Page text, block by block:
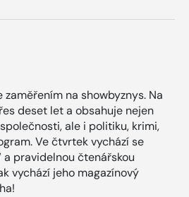
na showbyznys. Na
deset let a obsahuje nejen
ale i politiku, krimi,
Ve čtvrtek vychází se
pravidelnou čtenářskou
vychází jeho magazínový